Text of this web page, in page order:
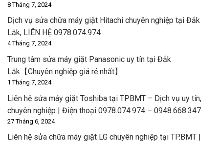
8 Tháng 7, 2024
Dịch vụ sửa chữa máy giặt Hitachi chuyên nghiệp tại Đắk
Lắk, LIÊN HỆ 0978.074.974
4 Tháng 7, 2024
Trung tâm sửa máy giặt Panasonic uy tín tại Đắk
Lắk【Chuyên nghiệp giá rẻ nhất】
1 Tháng 7, 2024
Liên hệ sửa máy giặt Toshiba tại TPBMT – Dịch vụ uy tín,
chuyên nghiệp | Điện thoại 0978.074.974 – 0948.668.347
27 Tháng 6, 2024
Liên hệ sửa chữa máy giặt LG chuyên nghiệp tại TP.BMT |